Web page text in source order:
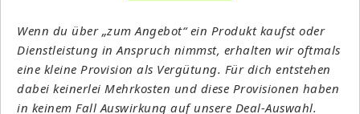
Wenn du über „zum Angebot“ ein Produkt kaufst oder
Dienstleistung in Anspruch nimmst, erhalten wir oftmals
eine kleine Provision als Vergütung. Für dich entstehen
dabei keinerlei Mehrkosten und diese Provisionen haben
in keinem Fall Auswirkung auf unsere Deal-Auswahl.